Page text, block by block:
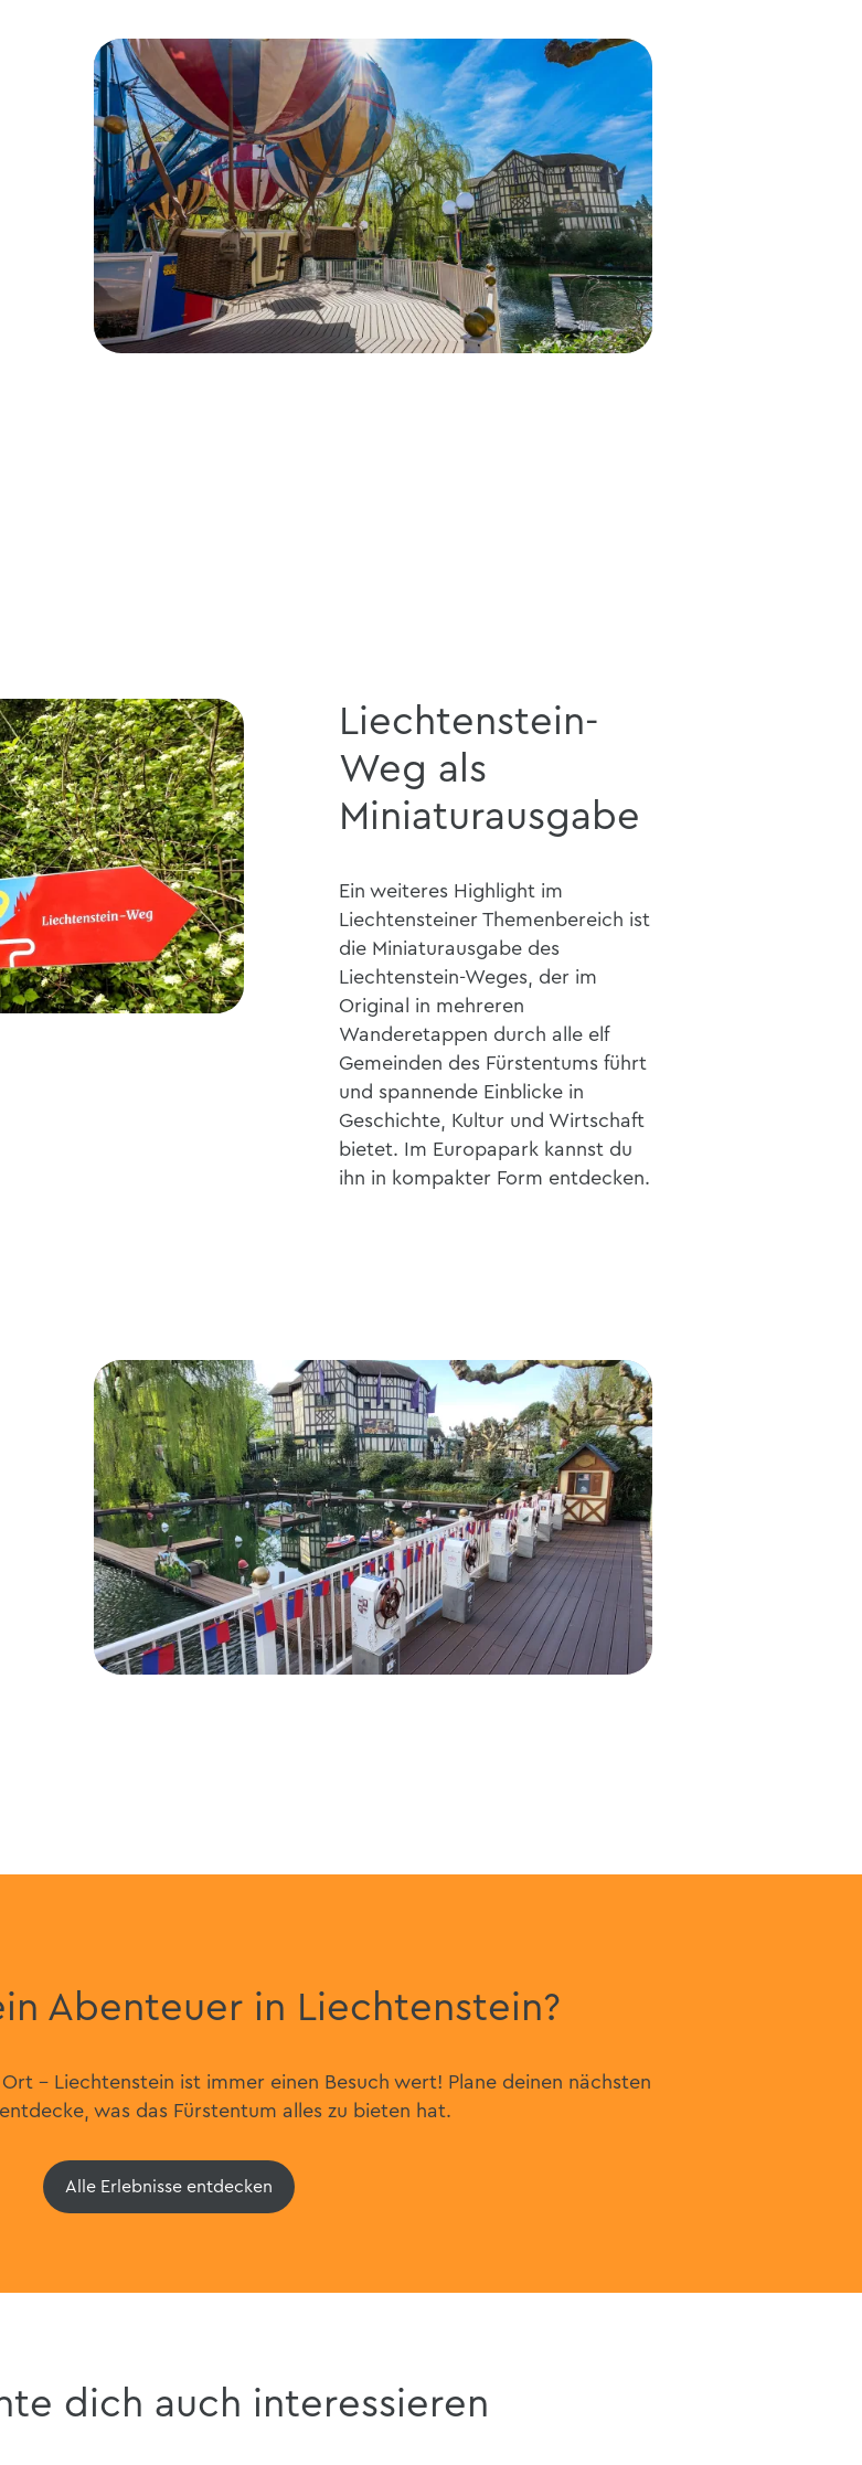
Liechtenstein-
Weg als
Miniaturausgabe
Ein weiteres Highlight im
Liechtensteiner Themenbereich ist
die Miniaturausgabe des
Liechtenstein-Weges, der im
Original in mehreren
Wanderetappen durch alle elf
Gemeinden des Fürstentums führt
und spannende Einblicke in
Geschichte, Kultur und Wirtschaft
bietet. Im Europapark kannst du
ihn in kompakter Form entdecken.
Abenteuer in Liechtenstein?
– Liechtenstein ist immer einen Besuch wert! Plane deinen nächsten
was das Fürstentum alles zu bieten hat.
Alle Erlebnisse entdecken
dich auch interessieren